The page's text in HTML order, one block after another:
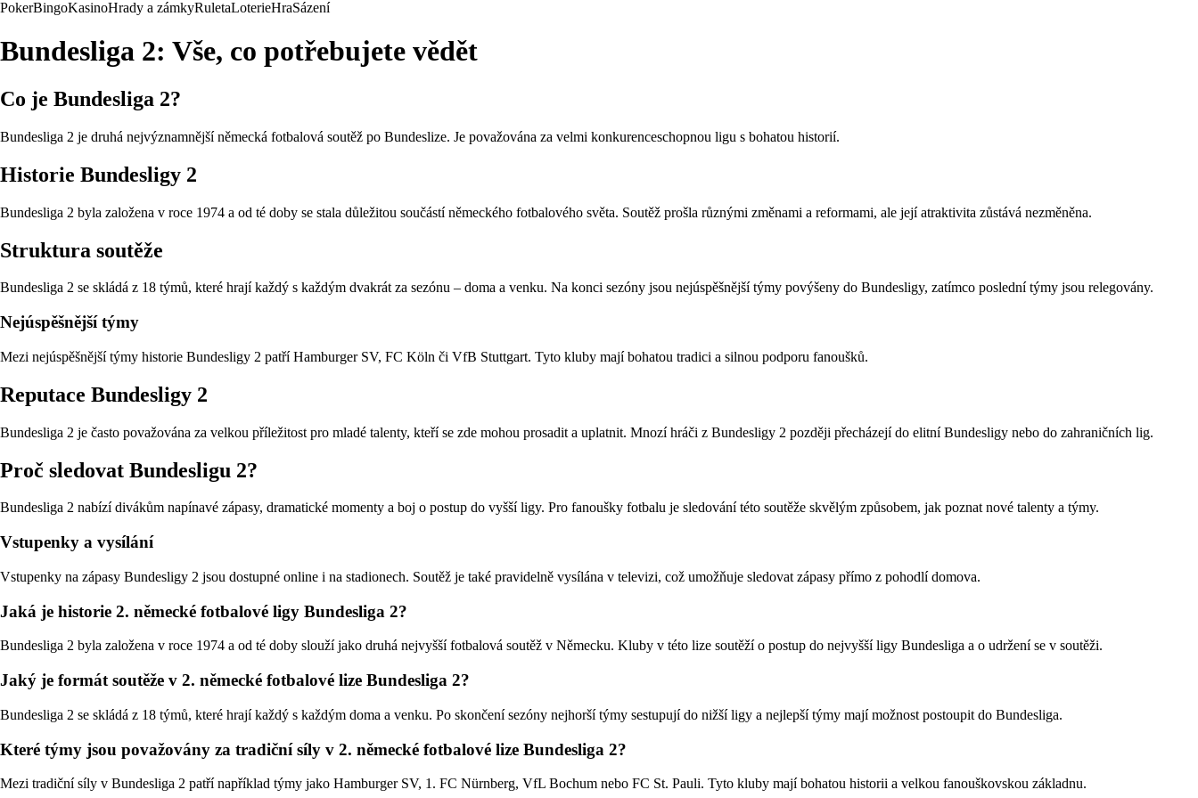
PokerBingoKasinoHrady a zámkyRuletaLoterieHraSázení
Bundesliga 2: Vše, co potřebujete vědět
Co je Bundesliga 2?
Bundesliga 2 je druhá nejvýznamnější německá fotbalová soutěž po Bundeslize. Je považována za velmi konkurenceschopnou ligu s bohatou historií.
Historie Bundesligy 2
Bundesliga 2 byla založena v roce 1974 a od té doby se stala důležitou součástí německého fotbalového světa. Soutěž prošla různými změnami a reformami, ale její atraktivita zůstává nezměněna.
Struktura soutěže
Bundesliga 2 se skládá z 18 týmů, které hrají každý s každým dvakrát za sezónu – doma a venku. Na konci sezóny jsou nejúspěšnější týmy povýšeny do Bundesligy, zatímco poslední týmy jsou relegovány.
Nejúspěšnější týmy
Mezi nejúspěšnější týmy historie Bundesligy 2 patří Hamburger SV, FC Köln či VfB Stuttgart. Tyto kluby mají bohatou tradici a silnou podporu fanoušků.
Reputace Bundesligy 2
Bundesliga 2 je často považována za velkou příležitost pro mladé talenty, kteří se zde mohou prosadit a uplatnit. Mnozí hráči z Bundesligy 2 později přecházejí do elitní Bundesligy nebo do zahraničních lig.
Proč sledovat Bundesligu 2?
Bundesliga 2 nabízí divákům napínavé zápasy, dramatické momenty a boj o postup do vyšší ligy. Pro fanoušky fotbalu je sledování této soutěže skvělým způsobem, jak poznat nové talenty a týmy.
Vstupenky a vysílání
Vstupenky na zápasy Bundesligy 2 jsou dostupné online i na stadionech. Soutěž je také pravidelně vysílána v televizi, což umožňuje sledovat zápasy přímo z pohodlí domova.
Jaká je historie 2. německé fotbalové ligy Bundesliga 2?
Bundesliga 2 byla založena v roce 1974 a od té doby slouží jako druhá nejvyšší fotbalová soutěž v Německu. Kluby v této lize soutěží o postup do nejvyšší ligy Bundesliga a o udržení se v soutěži.
Jaký je formát soutěže v 2. německé fotbalové lize Bundesliga 2?
Bundesliga 2 se skládá z 18 týmů, které hrají každý s každým doma a venku. Po skončení sezóny nejhorší týmy sestupují do nižší ligy a nejlepší týmy mají možnost postoupit do Bundesliga.
Které týmy jsou považovány za tradiční síly v 2. německé fotbalové lize Bundesliga 2?
Mezi tradiční síly v Bundesliga 2 patří například týmy jako Hamburger SV, 1. FC Nürnberg, VfL Bochum nebo FC St. Pauli. Tyto kluby mají bohatou historii a velkou fanouškovskou základnu.